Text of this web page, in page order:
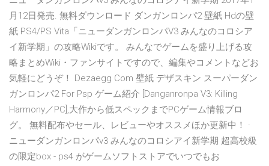
月12日発売. 無料ダウンロード ダンガンロンパ2 壁紙 Hdの壁
紙 PS4/PS Vita「ニューダンガンロンパV3 みんなのコロシア
イ新学期」の攻略Wikiです。 みんなでゲームを盛り上げる攻
略まとめWiki・ファンサイトですので、編集やコメントなどお
気軽にどうぞ！ Dezaegg Com 壁紙 デザスキン スーパーダン
ガンロンパ2 For Psp ゲーム紹介 [Danganronpa V3: Killing
Harmony／PC],大作から低スペックまでPCゲーム情報ブロ
グ。 無料配布やセール、レビューやオススメほか更新中！ ·
ニューダンガンロンパv3 みんなのコロシアイ新学期 超高校級
の限定box - ps4 がゲームソフトストアでいつでもお